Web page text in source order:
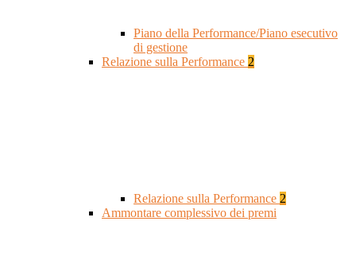
Piano della Performance/Piano esecutivo
di gestione
Relazione sulla Performance 2
Relazione sulla Performance 2
Ammontare complessivo dei premi